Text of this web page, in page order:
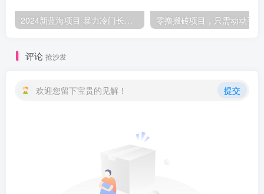
评论 抢沙发
欢迎您留下宝贵的见解！ 提交